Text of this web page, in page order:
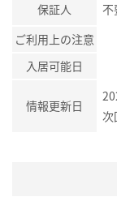
保証人
不
ご利用上の注意
入居可能日
情報更新日
次